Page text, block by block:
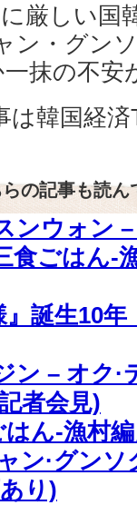
厳しい国
ン・グン
抹の不安
は韓国経
の記事も読ん
ンウォン
食ごはん-
誕生10年
ン – オク
者会見)
ん-漁村
ン·グン
り)